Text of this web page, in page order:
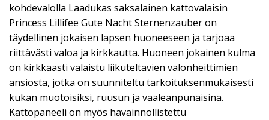
kohdevalolla Laadukas saksalainen kattovalaisin
Princess Lillifee Gute Nacht Sternenzauber on
täydellinen jokaisen lapsen huoneeseen ja tarjoaa
riittävästi valoa ja kirkkautta. Huoneen jokainen kulma
on kirkkaasti valaistu liikuteltavien valonheittimien
ansiosta, jotka on suunniteltu tarkoituksenmukaisesti
kukan muotoisiksi, ruusun ja vaaleanpunaisina.
Kattopaneeli on myös havainnollistettu